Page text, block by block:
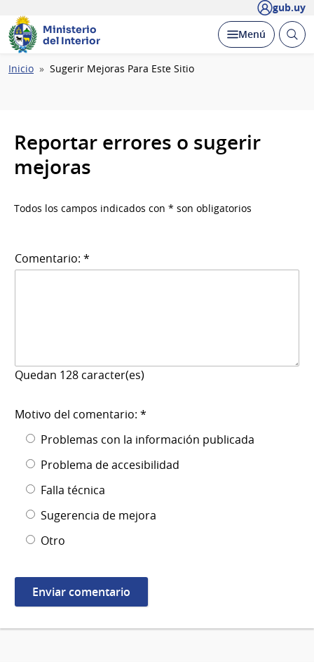
gub.uy
Ministerio
del Interior
Desplegar
Menú Abrir
Ruta
Inicio Sugerir Mejoras Para Este Sitio
Reportar errores o sugerir
mejoras
Todos los campos indicados con * son obligatorios
Comentario: *
Quedan 128 caracter(es)
Motivo del comentario: *
Problemas con la información publicada
Problema de accesibilidad
Falla técnica
Sugerencia de mejora
Otro